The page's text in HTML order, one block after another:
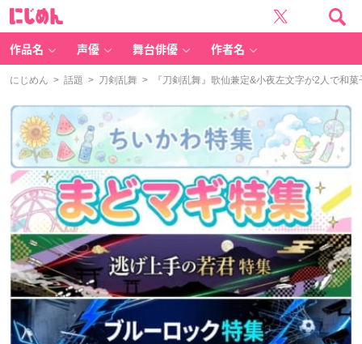
作品名 声優 舞台俳優 作者名
にじめん > 話題 > 刀剣乱舞 > 『刀剣乱舞』歌仙兼定&小夜左文字が2人で和